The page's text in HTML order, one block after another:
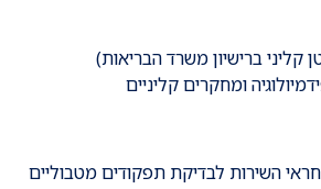
קליני ברישיון משרד הבריאות)
ומחקרים קליניים
2020 - אחראי השירות לבדיקת תפקודים מטבוליים